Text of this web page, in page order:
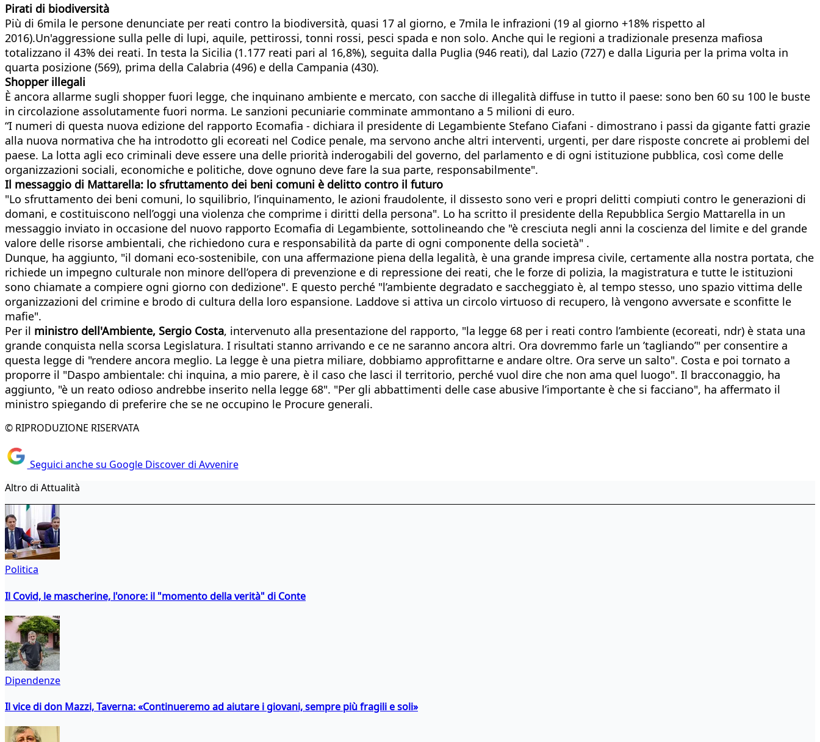
Pirati di biodiversità
Più di 6mila le persone denunciate per reati contro la biodiversità, quasi 17 al giorno, e 7mila le infrazioni (19 al giorno +18% rispetto al
2016).Un'aggressione sulla pelle di lupi, aquile, pettirossi, tonni rossi, pesci spada e non solo. Anche qui le regioni a tradizionale presenza mafiosa
totalizzano il 43% dei reati. In testa la Sicilia (1.177 reati pari al 16,8%), seguita dalla Puglia (946 reati), dal Lazio (727) e dalla Liguria per la prima volta in
quarta posizione (569), prima della Calabria (496) e della Campania (430).
Shopper illegali
È ancora allarme sugli shopper fuori legge, che inquinano ambiente e mercato, con sacche di illegalità diffuse in tutto il paese: sono ben 60 su 100 le buste
in circolazione assolutamente fuori norma. Le sanzioni pecuniarie comminate ammontano a 5 milioni di euro.
“I numeri di questa nuova edizione del rapporto Ecomafia - dichiara il presidente di Legambiente Stefano Ciafani - dimostrano i passi da gigante fatti grazie
alla nuova normativa che ha introdotto gli ecoreati nel Codice penale, ma servono anche altri interventi, urgenti, per dare risposte concrete ai problemi del
paese. La lotta agli eco criminali deve essere una delle priorità inderogabili del governo, del parlamento e di ogni istituzione pubblica, così come delle
organizzazioni sociali, economiche e politiche, dove ognuno deve fare la sua parte, responsabilmente".
Il messaggio di Mattarella: lo sfruttamento dei beni comuni è delitto contro il futuro
"Lo sfruttamento dei beni comuni, lo squilibrio, l’inquinamento, le azioni fraudolente, il dissesto sono veri e propri delitti compiuti contro le generazioni di
domani, e costituiscono nell’oggi una violenza che comprime i diritti della persona". Lo ha scritto il presidente della Repubblica Sergio Mattarella in un
messaggio inviato in occasione del nuovo rapporto Ecomafia di Legambiente, sottolineando che "è cresciuta negli anni la coscienza del limite e del grande
valore delle risorse ambientali, che richiedono cura e responsabilità da parte di ogni componente della società" .
Dunque, ha aggiunto, "il domani eco-sostenibile, con una affermazione piena della legalità, è una grande impresa civile, certamente alla nostra portata, che
richiede un impegno culturale non minore dell’opera di prevenzione e di repressione dei reati, che le forze di polizia, la magistratura e tutte le istituzioni
sono chiamate a compiere ogni giorno con dedizione". E questo perché "l’ambiente degradato e saccheggiato è, al tempo stesso, uno spazio vittima delle
organizzazioni del crimine e brodo di cultura della loro espansione. Laddove si attiva un circolo virtuoso di recupero, là vengono avversate e sconfitte le
mafie".
Per il ministro dell'Ambiente, Sergio Costa, intervenuto alla presentazione del rapporto, "la legge 68 per i reati contro l’ambiente (ecoreati, ndr) è stata una
grande conquista nella scorsa Legislatura. I risultati stanno arrivando e ce ne saranno ancora altri. Ora dovremmo farle un ’tagliando’" per consentire a
questa legge di "rendere ancora meglio. La legge è una pietra miliare, dobbiamo approfittarne e andare oltre. Ora serve un salto". Costa e poi tornato a
proporre il "Daspo ambientale: chi inquina, a mio parere, è il caso che lasci il territorio, perché vuol dire che non ama quel luogo". Il bracconaggio, ha
aggiunto, "è un reato odioso andrebbe inserito nella legge 68". "Per gli abbattimenti delle case abusive l’importante è che si facciano", ha affermato il
ministro spiegando di preferire che se ne occupino le Procure generali.
© RIPRODUZIONE RISERVATA
Seguici anche su Google Discover di Avvenire
Altro di Attualità
Politica
Il Covid, le mascherine, l'onore: il "momento della verità" di Conte
Dipendenze
Il vice di don Mazzi, Taverna: «Continueremo ad aiutare i giovani, sempre più fragili e soli»